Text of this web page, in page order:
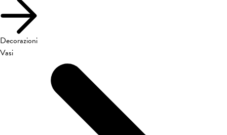
Decorazioni
Vasi